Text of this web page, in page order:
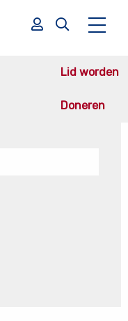
Lid worden
Doneren